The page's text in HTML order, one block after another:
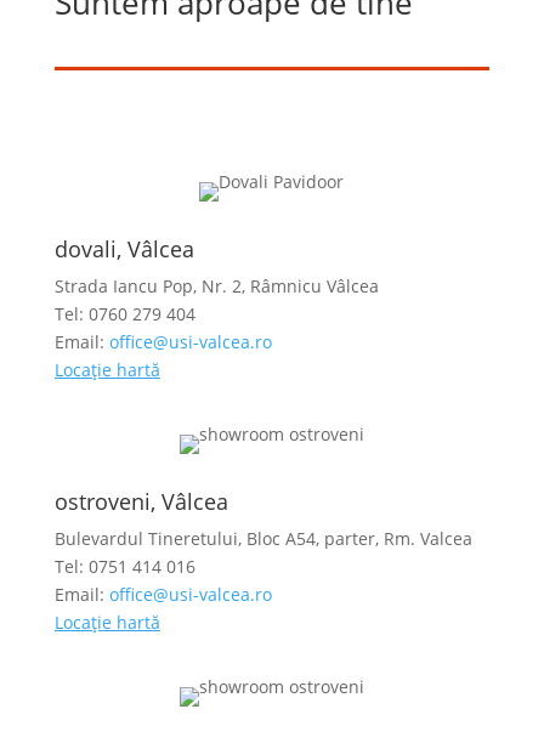
dovali, Vâlcea
Strada Iancu Pop, Nr. 2, Râmnicu Vâlcea
Tel: 0760 279 404
Email: office@usi-valcea.ro
Locație hartă
ostroveni, Vâlcea
Bulevardul Tineretului, Bloc A54, parter, Rm. Valcea
Tel: 0751 414 016
Email: office@usi-valcea.ro
Locație hartă